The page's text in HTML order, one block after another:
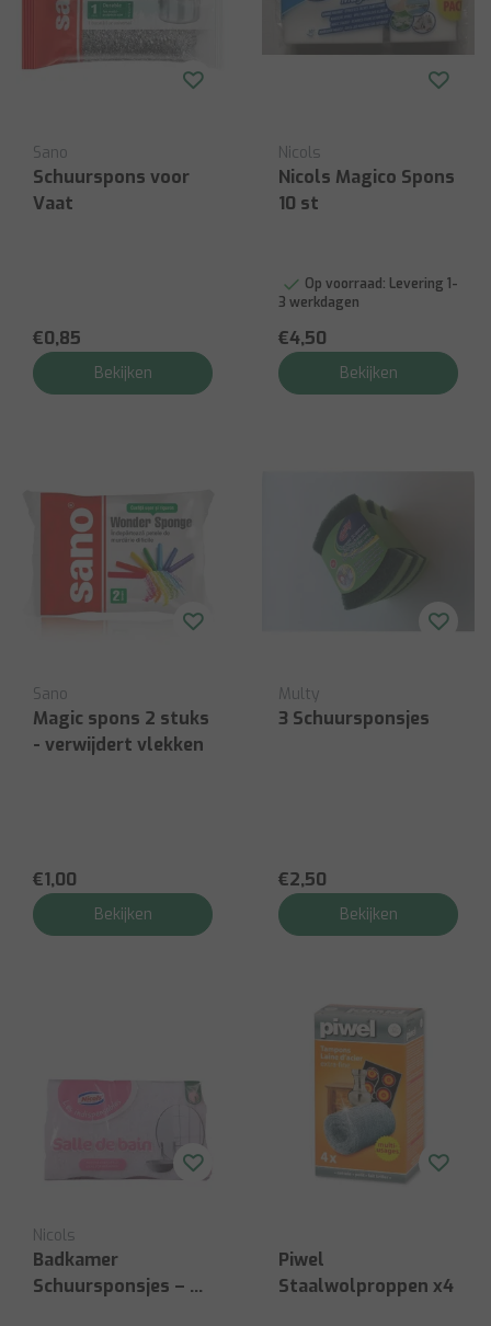
Sano
Schuurspons voor
Vaat
€0,85
Bekijken
Nicols
Nicols Magico Spons
10 st
Op voorraad: Levering 1-
3 werkdagen
€4,50
Bekijken
Sano
Magic spons 2 stuks
- verwijdert vlekken
€1,00
Bekijken
Multy
3 Schuursponsjes
€2,50
Bekijken
Nicols
Badkamer
Schuursponsjes – 3
Piwel
Staalwolproppen x4